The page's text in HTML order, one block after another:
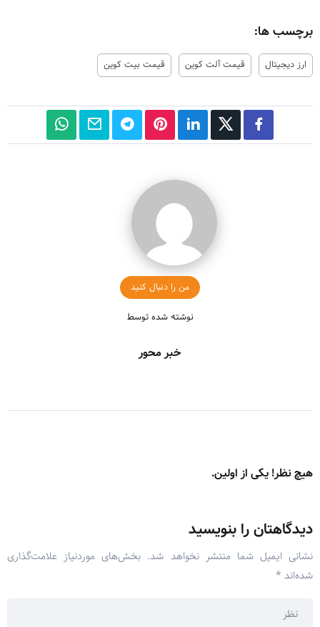
برچسب ها:
ارز دیجیتال قیمت آلت کوین قیمت بیت کوین
من را دنبال کنید
نوشته شده توسط
خبر محور
هیچ نظر! یکی از اولین.
دیدگاهتان را بنویسید
نشانی ایمیل شما منتشر نخواهد شد. بخش‌های موردنیاز علامت‌گذاری
شده‌اند *